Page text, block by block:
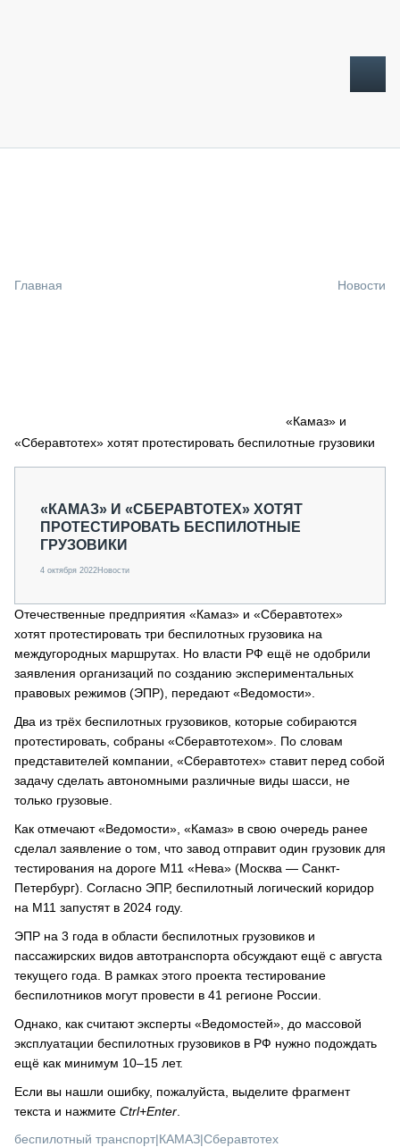
СПЕЦПРОЕКТЫ
О ПРОЕКТЕ
Главная Новости
«Камаз» и
«Сберавтотех» хотят протестировать беспилотные грузовики
«КАМАЗ» И «СБЕРАВТОТЕХ» ХОТЯТ
ПРОТЕСТИРОВАТЬ БЕСПИЛОТНЫЕ
ГРУЗОВИКИ
4 октября 2022Новости
Отечественные предприятия «Камаз» и «Сберавтотех»
хотят протестировать три беспилотных грузовика на
междугородных маршрутах. Но власти РФ ещё не одобрили
заявления организаций по созданию экспериментальных
правовых режимов (ЭПР), передают «Ведомости».
Два из трёх беспилотных грузовиков, которые собираются
протестировать, собраны «Сберавтотехом». По словам
представителей компании, «Сберавтотех» ставит перед собой
задачу сделать автономными различные виды шасси, не
только грузовые.
Как отмечают «Ведомости», «Камаз» в свою очередь ранее
сделал заявление о том, что завод отправит один грузовик для
тестирования на дороге M11 «Нева» (Москва — Санкт-
Петербург). Согласно ЭПР, беспилотный логический коридор
на М11 запустят в 2024 году.
ЭПР на 3 года в области беспилотных грузовиков и
пассажирских видов автотранспорта обсуждают ещё с августа
текущего года. В рамках этого проекта тестирование
беспилотников могут провести в 41 регионе России.
Однако, как считают эксперты «Ведомостей», до массовой
эксплуатации беспилотных грузовиков в РФ нужно подождать
ещё как минимум 10–15 лет.
Если вы нашли ошибку, пожалуйста, выделите фрагмент
текста и нажмите Ctrl+Enter
беспилотный транспорт|КАМАЗ|Сберавтотех